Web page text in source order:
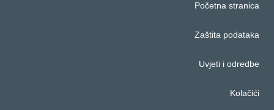
Početna stranica
Zaštita podataka
Uvjeti i odredbe
Kolačići